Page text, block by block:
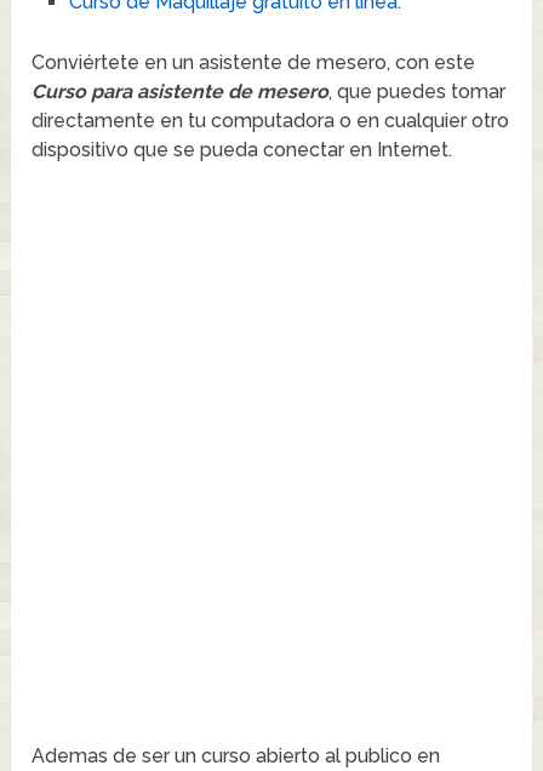
Conviértete en un asistente de mesero, con este
Curso para asistente de mesero, que puedes tomar
directamente en tu computadora o en cualquier otro
dispositivo que se pueda conectar en Internet.
Ademas de ser un curso abierto al publico en